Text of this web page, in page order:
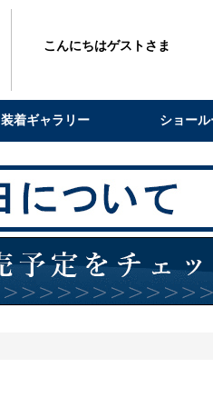
こんにちはゲストさま
装着ギャラリー ショール